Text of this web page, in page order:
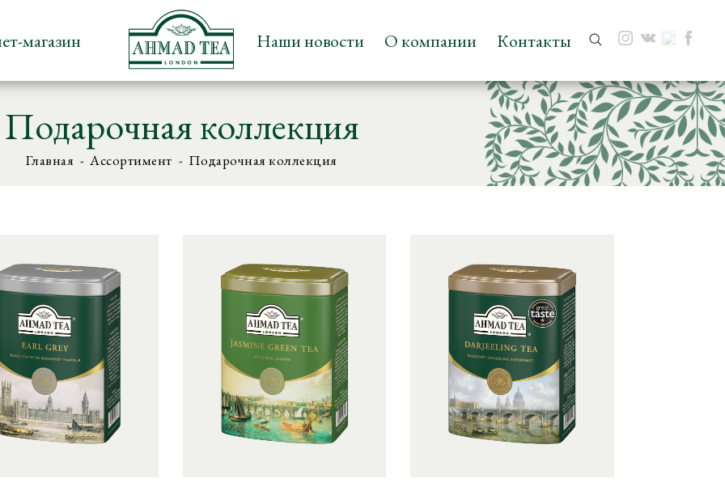
магазин Наши новости О компании Контакты Поиск:
Подарочная коллекция
Главная Ассортимент Подарочная коллекция